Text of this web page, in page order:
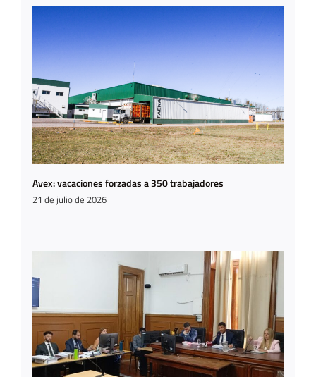
Avex: vacaciones forzadas a 350 trabajadores
21 de julio de 2026